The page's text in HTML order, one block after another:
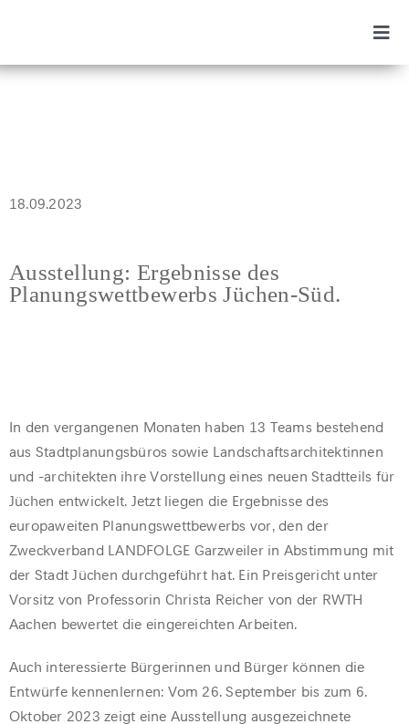
springen
Zweckverband
Aktuelles
Vision
SUCHE
18.09.2023
Ausstellung: Ergebnisse des
Planungswettbewerbs Jüchen-Süd.
In den vergangenen Monaten haben 13 Teams bestehend
aus Stadtplanungsbüros sowie Landschaftsarchitektinnen
und -architekten ihre Vorstellung eines neuen Stadtteils für
Jüchen entwickelt. Jetzt liegen die Ergebnisse des
europaweiten Planungswettbewerbs vor, den der
Zweckverband LANDFOLGE Garzweiler in Abstimmung mit
der Stadt Jüchen durchgeführt hat. Ein Preisgericht unter
Vorsitz von Professorin Christa Reicher von der RWTH
Aachen bewertet die eingereichten Arbeiten.
Auch interessierte Bürgerinnen und Bürger können die
Entwürfe kennenlernen: Vom 26. September bis zum 6.
Oktober 2023 zeigt eine Ausstellung ausgezeichnete